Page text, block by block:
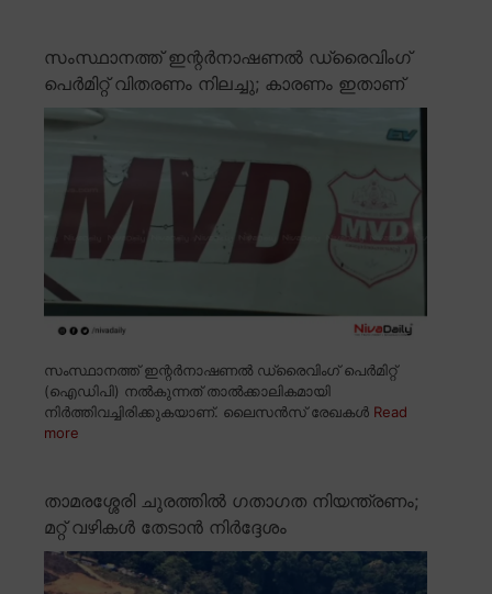
സംസ്ഥാനത്ത് ഇന്റർനാഷണൽ ഡ്രൈവിംഗ്
പെർമിറ്റ് വിതരണം നിലച്ചു; കാരണം ഇതാണ്
സംസ്ഥാനത്ത് ഇന്റർനാഷണൽ ഡ്രൈവിംഗ് പെർമിറ്റ്
(ഐഡിപി) നൽകുന്നത് താൽക്കാലികമായി
നിർത്തിവച്ചിരിക്കുകയാണ്. ലൈസൻസ് രേഖകൾ Read
more
താമരശ്ശേരി ചുരത്തിൽ ഗതാഗത നിയന്ത്രണം;
മറ്റ് വഴികൾ തേടാൻ നിർദ്ദേശം